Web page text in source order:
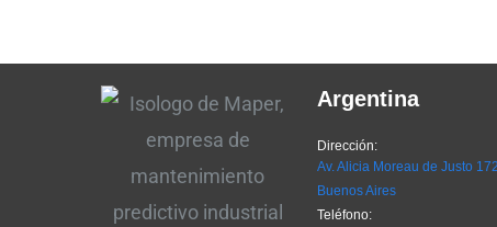
Argentina
Dirección:
Av. Alicia Moreau de Justo
Buenos Aires
Teléfono: